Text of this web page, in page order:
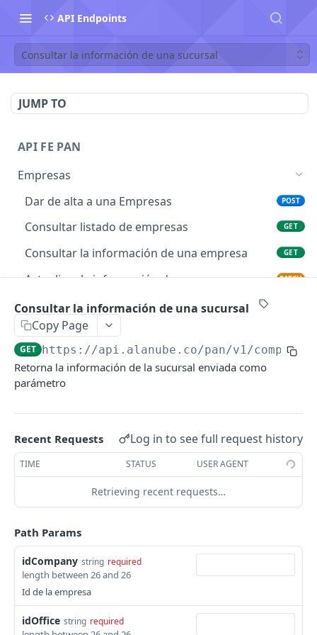
API Endpoints
Consultar la información de una sucursal
JUMP TO
API FE PAN
Empresas
Dar de alta a una Empresas
POST
Consultar listado de empresas GET
Consultar la información de una empresa GET
Actualizar la información de una empresa PATCH
Deshabilitar una empresa
Consultar la información de la empresa
principal asociada al token
Actualizar la información de la empresa
principal asociada al token
Deshabilitar la empresa principal DEL
Afiliación en el ambiente y obtención de
código de seguridad QR
GET
Crear una sucursal asociada a una compañia
Consultar listado de oficinas GET
Consultar la información de una sucursal
Actualizar la información de una sucursal
Consultar la información de la sucursal
principal
Actualizar la información de la sucursal
Consultar la información de una sucursal
Copy Page
GET https://api.alanube.co/pan/v1/
Retorna la información de la sucursal enviada como
parámetro
Recent Requests Log in to see full request history
TIME STATUS USER AGENT
Retrieving recent requests…
Path Params
idCompany string required
length between 26 and 26
Id de la empresa
idOffice string required